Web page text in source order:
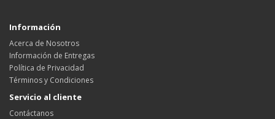
Información
Acerca de Nosotros
Información de Entregas
Política de Privacidad
Términos y Condiciones
Servicio al cliente
Contáctanos